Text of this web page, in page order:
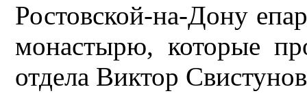
Ростовской-на-Дону
монастырю, которые
отдела Виктор